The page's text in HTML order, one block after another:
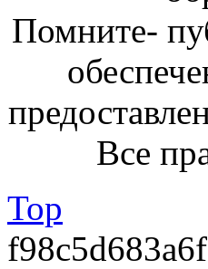
Помните-
Все
Top